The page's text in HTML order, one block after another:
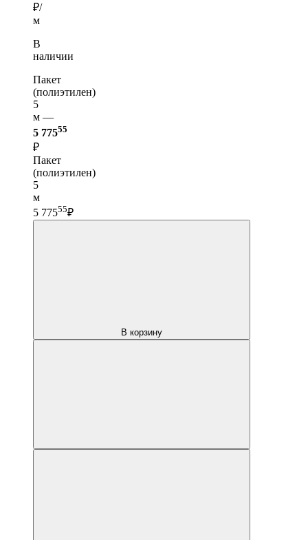
₽/
м
В
наличии
Пакет
(полиэтилен)
5
м —
5 77555
₽
Пакет
(полиэтилен)
5
м
5 77555₽
В корзину